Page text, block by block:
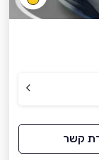
קשר